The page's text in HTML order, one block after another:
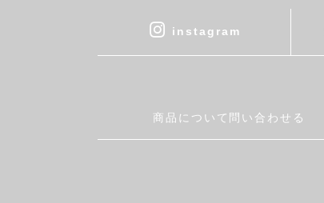
DEAN & DELUCA
Fatima Morocco
instagram
商品について問い合わせる